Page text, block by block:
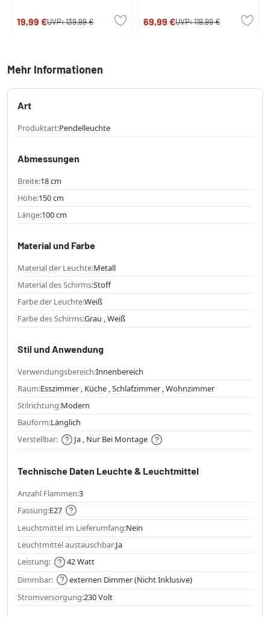
19,99 €UVP:139,99 € 69,99 €UVP:119,99 €
Mehr Informationen
Art
Produktart:Pendelleuchte
Abmessungen
Breite:18 cm
Höhe:150 cm
Länge:100 cm
Material und Farbe
Material der Leuchte:Metall
Material des Schirms:Stoff
Farbe der Leuchte:Weiß
Farbe des Schirms:Grau , Weiß
Stil und Anwendung
Verwendungsbereich:Innenbereich
Raum:Esszimmer , Küche , Schlafzimmer , Wohnzimmer
Stilrichtung:Modern
Bauform:Länglich
Verstellbar:
Ja , Nur Bei Montage
Technische Daten Leuchte & Leuchtmittel
Anzahl Flammen:3
Fassung:E27
Leuchtmittel im Lieferumfang:Nein
Leuchtmittel austauschbar:Ja
Leistung:
42 Watt
Dimmbar:
externen Dimmer (Nicht Inklusive)
Stromversorgung:230 Volt